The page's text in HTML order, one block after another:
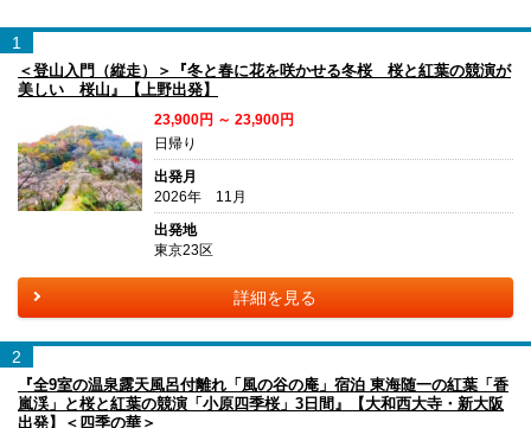
1
＜登山入門（縦走）＞『冬と春に花を咲かせる冬桜 桜と紅葉の競演が
美しい 桜山』【上野出発】
23,900円 ～ 23,900円
日帰り
出発月
2026年 11月
出発地
東京23区
詳細を見る
2
『全9室の温泉露天風呂付離れ「風の谷の庵」宿泊 東海随一の紅葉「香
嵐渓」と桜と紅葉の競演「小原四季桜」3日間』【大和西大寺・新大阪
出発】＜四季の華＞